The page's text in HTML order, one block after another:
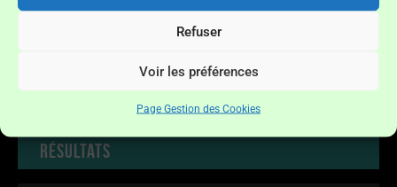
Refuser
Voir les préférences
Page Gestion des Cookies
Pent A
Résultats